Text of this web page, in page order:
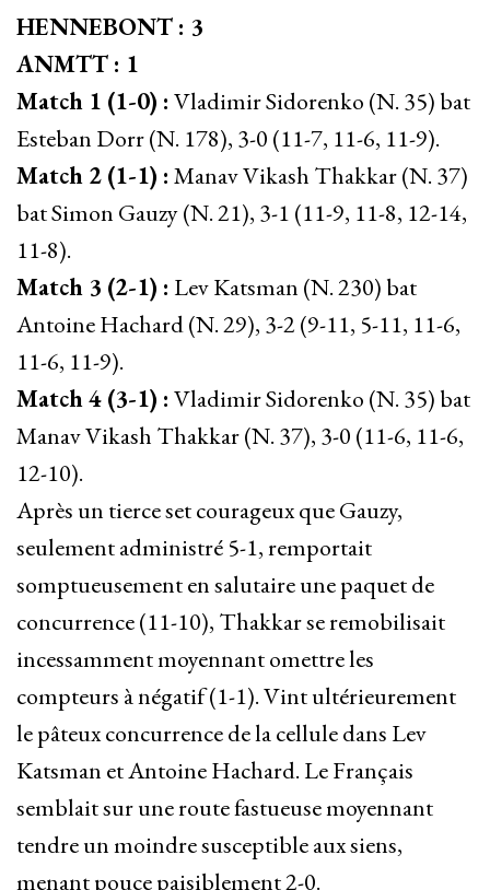
HENNEBONT : 3
ANMTT : 1
Match 1 (1-0) : Vladimir Sidorenko (N. 35) bat
Esteban Dorr (N. 178), 3-0 (11-7, 11-6, 11-9).
Match 2 (1-1) : Manav Vikash Thakkar (N. 37)
bat Simon Gauzy (N. 21), 3-1 (11-9, 11-8, 12-14,
11-8).
Match 3 (2-1) : Lev Katsman (N. 230) bat
Antoine Hachard (N. 29), 3-2 (9-11, 5-11, 11-6,
11-6, 11-9).
Match 4 (3-1) : Vladimir Sidorenko (N. 35) bat
Manav Vikash Thakkar (N. 37), 3-0 (11-6, 11-6,
12-10).
Après un tierce set courageux que Gauzy,
seulement administré 5-1, remportait
somptueusement en salutaire une paquet de
concurrence (11-10), Thakkar se remobilisait
incessamment moyennant omettre les
compteurs à négatif (1-1). Vint ultérieurement
le pâteux concurrence de la cellule dans Lev
Katsman et Antoine Hachard. Le Français
semblait sur une route fastueuse moyennant
tendre un moindre susceptible aux siens,
menant pouce paisiblement 2-0.